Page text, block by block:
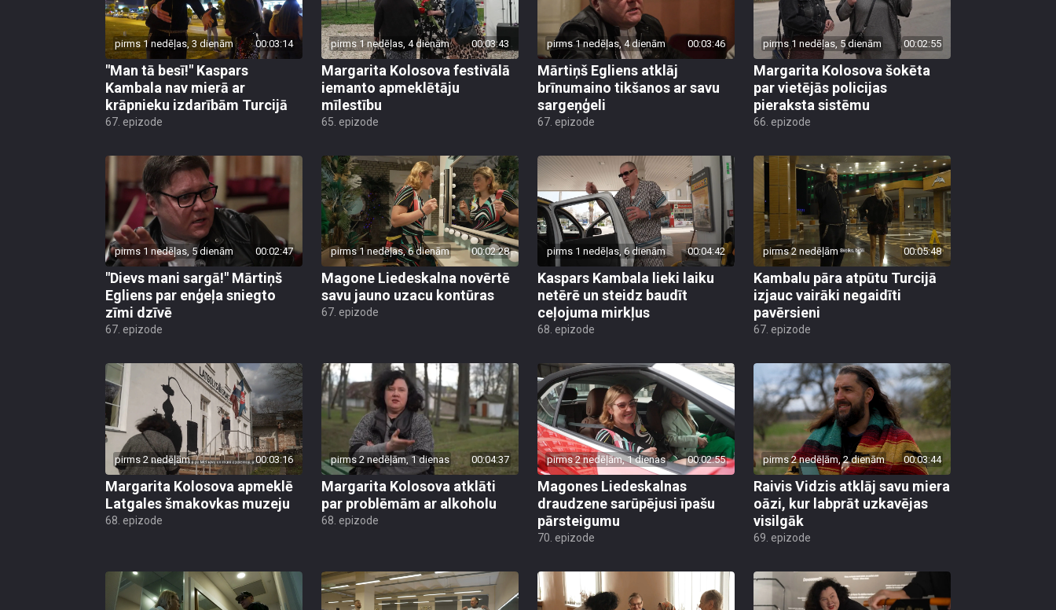
pirms 1 nedēļas, 3 dienām 00:03:14
"Man tā besī!" Kaspars
Kambala nav mierā ar
krāpnieku izdarībām Turcijā
67. epizode
pirms 1 nedēļas, 4 dienām 00:03:43
Margarita Kolosova festivālā
iemanto apmeklētāju
mīlestību
65. epizode
pirms 1 nedēļas, 4 dienām 00:03:46
Mārtiņš Egliens atklāj
brīnumaino tikšanos ar savu
sargeņģeli
67. epizode
pirms 1 nedēļas, 5 dienām 00:02:55
Margarita Kolosova šokēta
par vietējās policijas
pieraksta sistēmu
66. epizode
pirms 1 nedēļas, 5 dienām 00:02:47
"Dievs mani sargā!" Mārtiņš
Egliens par enģeļa sniegto
zīmi dzīvē
67. epizode
pirms 1 nedēļas, 6 dienām 00:02:28
Magone Liedeskalna novērtē
savu jauno uzacu kontūras
67. epizode
pirms 1 nedēļas, 6 dienām 00:04:42
Kaspars Kambala lieki laiku
netērē un steidz baudīt
ceļojuma mirkļus
68. epizode
pirms 2 nedēļām 00:05:48
Kambalu pāra atpūtu Turcijā
izjauc vairāki negaidīti
pavērsieni
67. epizode
pirms 2 nedēļām 00:03:16
Margarita Kolosova apmeklē
Latgales šmakovkas muzeju
68. epizode
pirms 2 nedēļām, 1 dienas 00:04:37
Margarita Kolosova atklāti
par problēmām ar alkoholu
68. epizode
pirms 2 nedēļām, 1 dienas 00:02:55
Magones Liedeskalnas
draudzene sarūpējusi īpašu
pārsteigumu
70. epizode
pirms 2 nedēļām, 2 dienām 00:03:44
Raivis Vidzis atklāj savu miera
oāzi, kur labprāt uzkavējas
visilgāk
69. epizode